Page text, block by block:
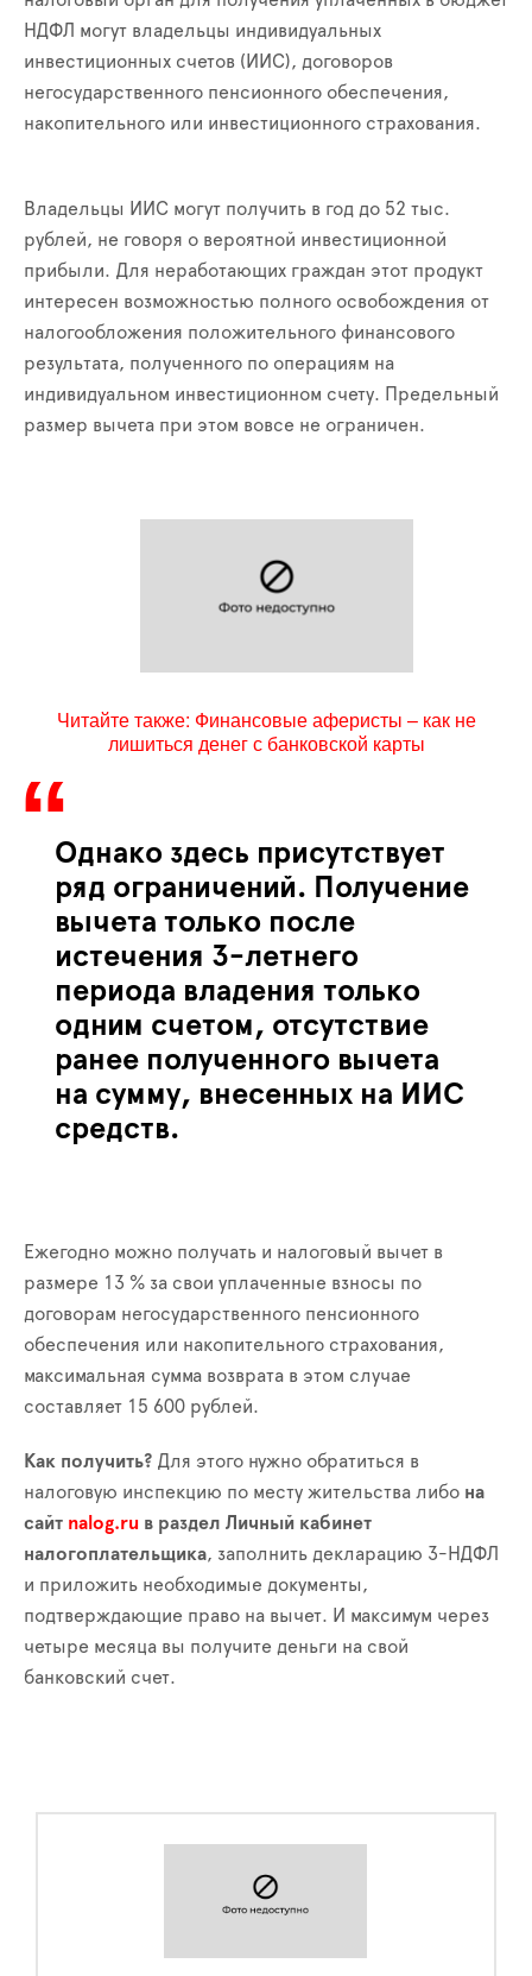
НДФЛ могут владельцы индивидуальных
инвестиционных счетов (ИИС), договоров
негосударственного пенсионного обеспечения,
накопительного или инвестиционного страхования.
Владельцы ИИС могут получить в год до 52 тыс.
рублей, не говоря о вероятной инвестиционной
прибыли. Для неработающих граждан этот продукт
интересен возможностью полного освобождения от
налогообложения положительного финансового
результата, полученного по операциям на
индивидуальном инвестиционном счету. Предельный
размер вычета при этом вовсе не ограничен.
Читайте также: Финансовые аферисты – как не
лишиться денег с банковской карты
Однако здесь присутствует
ряд ограничений. Получение
вычета только после
истечения 3-летнего
периода владения только
одним счетом, отсутствие
ранее полученного вычета
на сумму, внесенных на ИИС
средств.
Ежегодно можно получать и налоговый вычет в
размере 13 % за свои уплаченные взносы по
договорам негосударственного пенсионного
обеспечения или накопительного страхования,
максимальная сумма возврата в этом случае
составляет 15 600 рублей.
Как получить? Для этого нужно обратиться в
налоговую инспекцию по месту жительства либо на
сайт nalog.ru в раздел Личный кабинет
налогоплательщика, заполнить декларацию 3-НДФЛ
и приложить необходимые документы,
подтверждающие право на вычет. И максимум через
четыре месяца вы получите деньги на свой
банковский счет.